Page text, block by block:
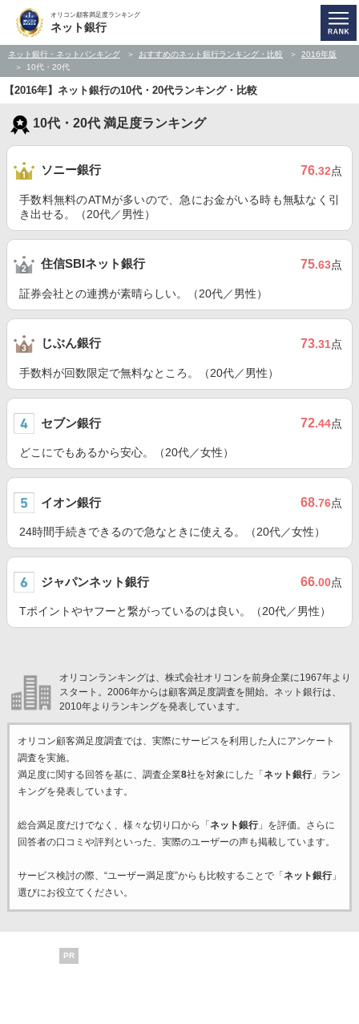
オリコン顧客満足度ランキング
ネット銀行
ネット銀行・ネットバンキング おすすめのネット銀行ランキング・比較
2016年版
10代・20代
【2016年】ネット銀行の10代・20代ランキング・比較
10代・20代 満足度ランキング
ソニー銀行 76.32点
手数料無料のATMが多いので、急にお金がいる時も無駄なく引
き出せる。（20代／男性）
住信SBIネット銀行 75.63点
証券会社との連携が素晴らしい。（20代／男性）
じぶん銀行 73.31点
手数料が回数限定で無料なところ。（20代／男性）
セブン銀行 72.44点
どこにでもあるから安心。（20代／女性）
イオン銀行 68.76点
24時間手続きできるので急なときに使える。（20代／女性）
ジャパンネット銀行 66.00点
Tポイントやヤフーと繋がっているのは良い。（20代／男性）
オリコンランキングは、株式会社オリコンを前身企業に1967年より
スタート。2006年からは顧客満足度調査を開始。ネット銀行は、
2010年よりランキングを発表しています。
オリコン顧客満足度調査では、実際にサービスを利用した 人にアンケート
調査を実施。
満足度に関する回答を基に、調査企業8社を対象にした「 ネット銀行」ラン
キングを発表しています。
総合満足度だけでなく、様々な切り口から「 ネット銀行」を評価。さらに
回答者の口コミや評判といった、実際のユーザーの声も掲載しています。
サービス検討の際、“ユーザー満足度”からも比較することで「 ネット銀行」
選びにお役立てください。
PR